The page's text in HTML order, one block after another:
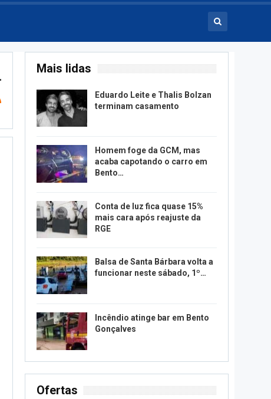
Mais lidas
Eduardo Leite e Thalis Bolzan
terminam casamento
Homem foge da GCM, mas
acaba capotando o carro em
Bento…
Conta de luz fica quase 15%
mais cara após reajuste da
RGE
Balsa de Santa Bárbara volta a
funcionar neste sábado, 1º…
Incêndio atinge bar em Bento
Gonçalves
Ofertas